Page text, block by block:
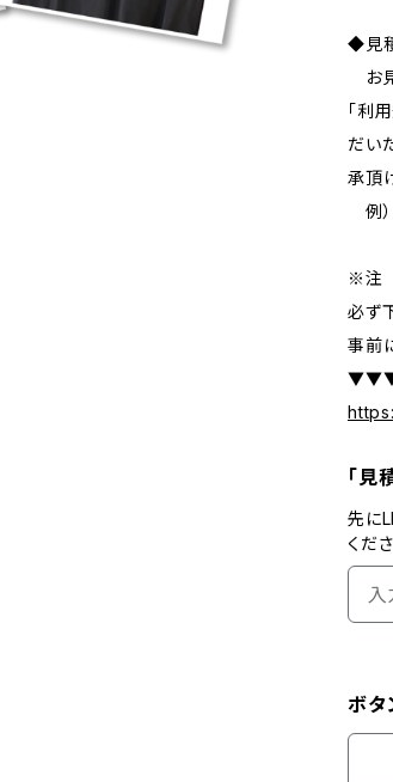
◆見
お
「利
だい
承頂
例）
※注
必ず
事前
「見
先に
くださ
ボタ